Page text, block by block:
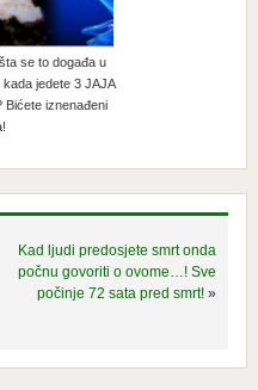
se to događa u
jedete 3 JAJA
Bićete iznenađeni
Kad ljudi predosjete smrt onda
počnu govoriti o ovome…! Sve
počinje 72 sata pred smrt! »